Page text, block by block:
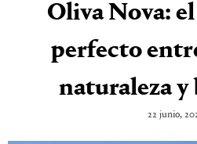
Oliva Nova:
perfecto
naturaleza y
22 junio,